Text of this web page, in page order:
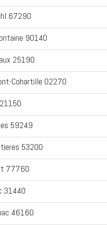
67290
90140
25190
Cohartille 02270
59249
53200
77760
31440
46160